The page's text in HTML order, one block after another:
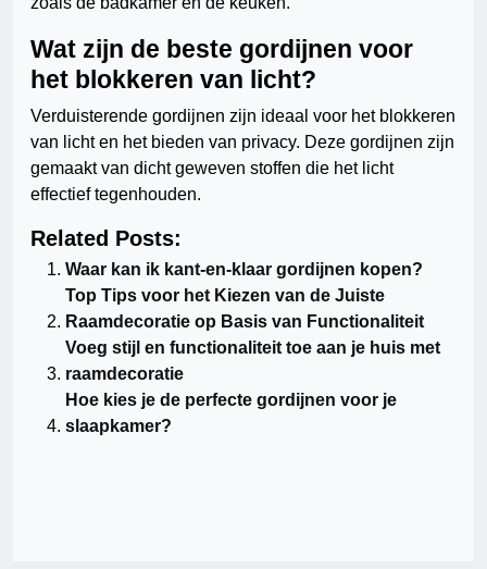
Wat zijn de beste gordijnen voor
het blokkeren van licht?
Verduisterende gordijnen zijn ideaal voor het blokkeren
van licht en het bieden van privacy. Deze gordijnen zijn
gemaakt van dicht geweven stoffen die het licht
effectief tegenhouden.
Related Posts:
Waar kan ik kant-en-klaar gordijnen kopen?
Top Tips voor het Kiezen van de Juiste
Raamdecoratie op Basis van Functionaliteit
Voeg stijl en functionaliteit toe aan je huis met
raamdecoratie
Hoe kies je de perfecte gordijnen voor je
slaapkamer?